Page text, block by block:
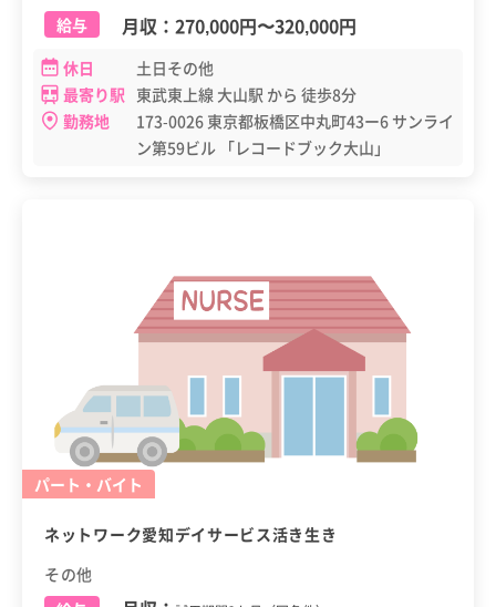
給与
月収： 270,000円〜320,000円
休日
土日その他
最寄り駅 東武東上線 大山駅 から 徒歩8分
勤務地
173-0026 東京都板橋区中丸町43ー6 サンライ
ン第59ビル 「レコードブック大山」
パート・バイト
ネットワーク愛知デイサービス活き生き
その他